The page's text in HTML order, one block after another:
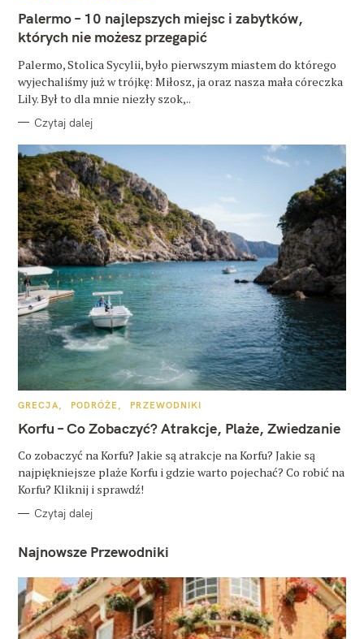
G
R
Palermo – 10 najlepszych miejsc i zabytków,
których nie możesz przegapić
Palermo, Stolica Sycylii, było pierwszym miastem do którego
wyjechaliśmy już w trójkę: Miłosz, ja oraz nasza mała córeczka
Lily. Był to dla mnie niezły szok,..
Czytaj dalej
K
T
E
O
R
I
GRECJA PODRÓŻE PRZEWODNIKI
Korfu – Co Zobaczyć? Atrakcje, Plaże, Zwiedzanie
Co zobaczyć na Korfu? Jakie są atrakcje na Korfu? Jakie są
najpiękniejsze plaże Korfu i gdzie warto pojechać? Co robić na
Korfu? Kliknij i sprawdź!
Czytaj dalej
Najnowsze Przewodniki